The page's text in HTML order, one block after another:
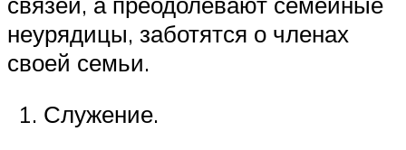
неурядицы, заботятся о членах
своей семьи.
Служение.